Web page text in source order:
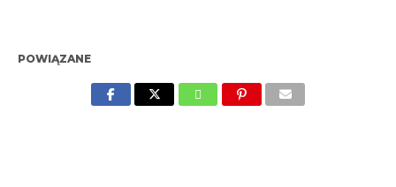
POWIĄZANE